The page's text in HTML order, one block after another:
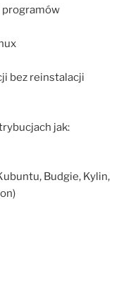
programów
bez reinstalacji
jak:
Budgie, Kylin,